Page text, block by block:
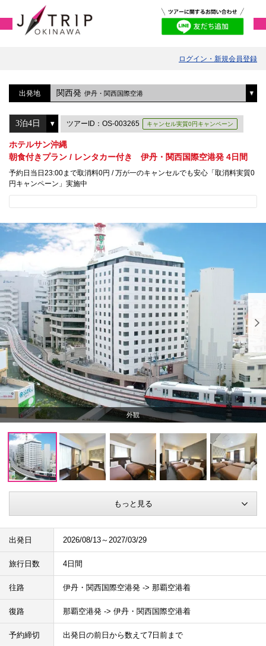
ログイン・新規会員登録
出発地 関西発 伊丹・関西国際空港
ツアーID：OS-003265 キャンセル実質0円キャンペーン
ホテルサン沖縄
朝食付きプラン / レンタカー付き 伊丹・関西国際空港発 4日間
予約日当日23:00まで取消料0円 / 万が一のキャンセルでも安心「取消料実質0
円キャンペーン」実施中
外観
もっと見る
出発日 2026/08/13～2027/03/29
旅行日数 4日間
往路 伊丹・関西国際空港発 -> 那覇空港着
復路 那覇空港発 -> 伊丹・関西国際空港着
予約締切 出発日の前日から数えて7日前まで